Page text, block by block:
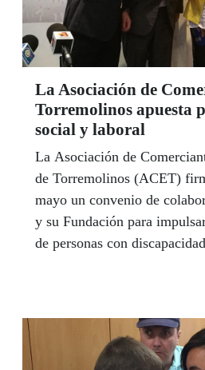
Flores.
La Asociación de
Torremolinos apuesta
social y laboral
La Asociación de
de Torremolinos (ACET)
mayo un convenio de
y su Fundación para
de personas con
colectivo de personas con
Torremolinos.